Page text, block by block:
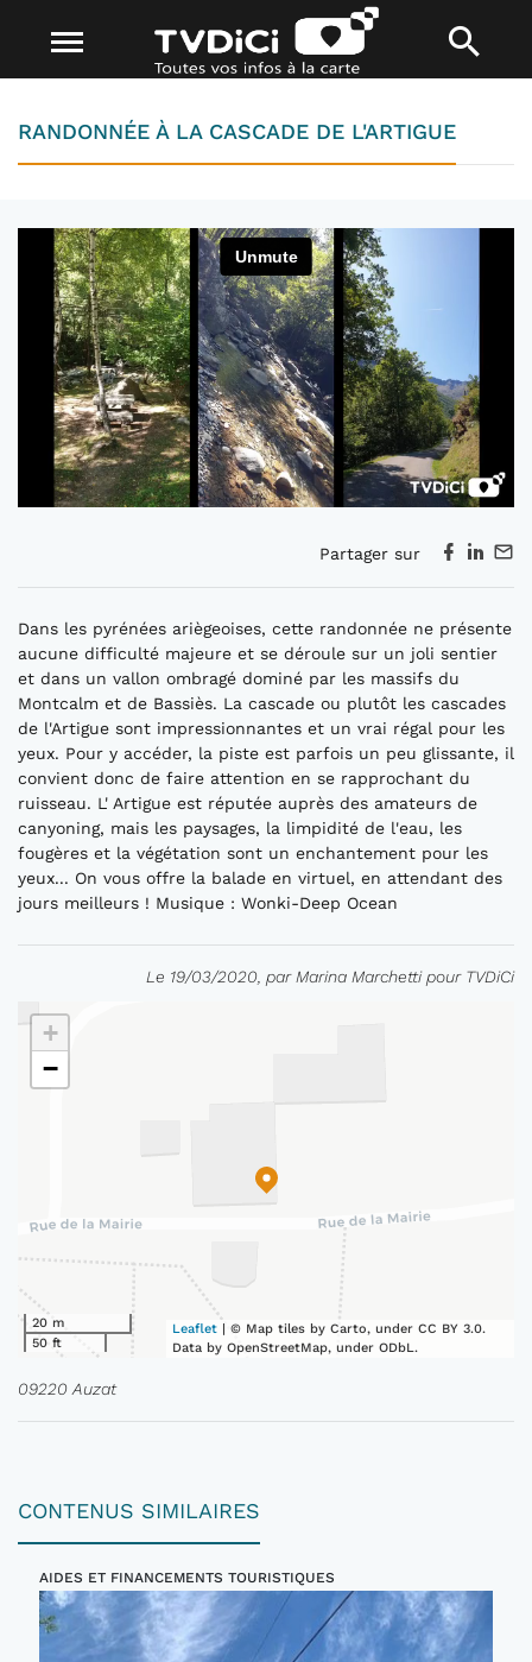
RANDONNÉE À LA CASCADE DE L'ARTIGUE
Partager sur
Dans les pyrénées ariègeoises, cette randonnée ne présente
aucune difficulté majeure et se déroule sur un joli sentier
et dans un vallon ombragé dominé par les massifs du
Montcalm et de Bassiès. La cascade ou plutôt les cascades
de l'Artigue sont impressionnantes et un vrai régal pour les
yeux. Pour y accéder, la piste est parfois un peu glissante, il
convient donc de faire attention en se rapprochant du
ruisseau. L' Artigue est réputée auprès des amateurs de
canyoning, mais les paysages, la limpidité de l'eau, les
fougères et la végétation sont un enchantement pour les
yeux... On vous offre la balade en virtuel, en attendant des
jours meilleurs ! Musique : Wonki-Deep Ocean
Le 19/03/2020, par Marina Marchetti pour TVDiCi
+
−
20 m
50 ft
Leaflet | © Map tiles by Carto, under CC BY 3.0.
Data by OpenStreetMap, under ODbL.
09220 Auzat
CONTENUS SIMILAIRES
AIDES ET FINANCEMENTS TOURISTIQUES